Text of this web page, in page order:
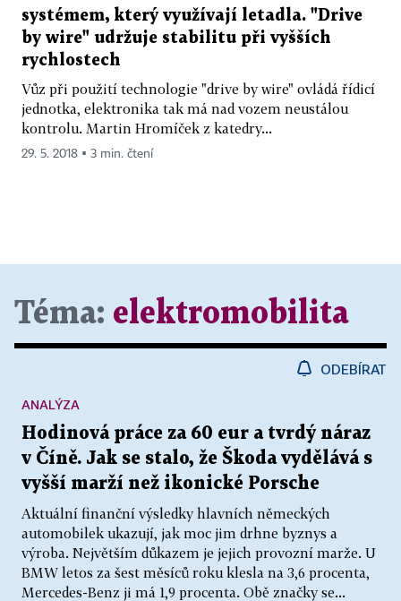
systémem, který využívají letadla. "Drive
by wire" udržuje stabilitu při vyšších
rychlostech
Vůz při použití technologie "drive by wire" ovládá řídicí
jednotka, elektronika tak má nad vozem neustálou
kontrolu. Martin Hromíček z katedry...
29. 5. 2018 ▪ 3 min. čtení
Téma: elektromobilita
ODEBÍRAT
Hodinová práce za 60 eur a tvrdý náraz
v Číně. Jak se stalo, že Škoda vydělává s
vyšší marží než ikonické Porsche
Aktuální finanční výsledky hlavních německých
automobilek ukazují, jak moc jim drhne byznys a
výroba. Největším důkazem je jejich provozní marže. U
BMW letos za šest měsíců roku klesla na 3,6 procenta,
Mercedes-Benz ji má 1,9 procenta. Obě značky se...
ANALÝZA